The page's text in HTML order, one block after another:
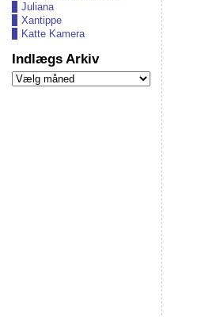
Juliana
Xantippe
Katte Kamera
Indlægs Arkiv
Indlægs
Arkiv